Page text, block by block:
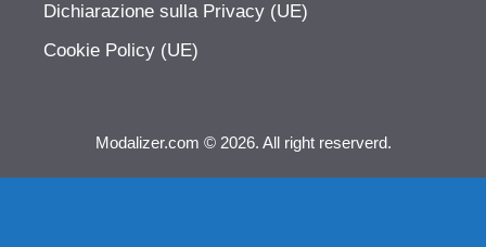
Dichiarazione sulla Privacy (UE)
Cookie Policy (UE)
Modalizer.com © 2026. All right reserverd.